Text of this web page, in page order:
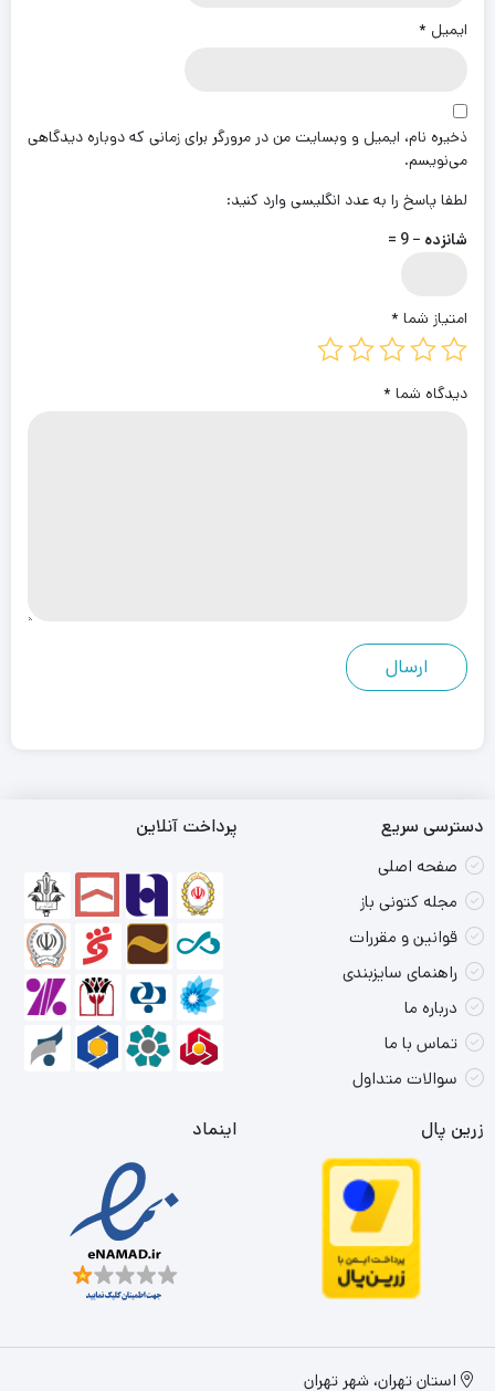
ایمیل *
ذخیره نام، ایمیل و وبسایت من در مرورگر برای زمانی که دوباره دیدگاهی
می‌نویسم.
لطفا پاسخ را به عدد انگلیسی وارد کنید:
شانزده − 9 =
امتیاز شما *
دیدگاه شما *
دسترسی سریع
صفحه اصلی
مجله کتونی باز
قوانین و مقررات
راهنمای سایزبندی
درباره ما
تماس با ما
سوالات متداول
پرداخت آنلاین
زرین پال اینماد
استان تهران، شهر تهران